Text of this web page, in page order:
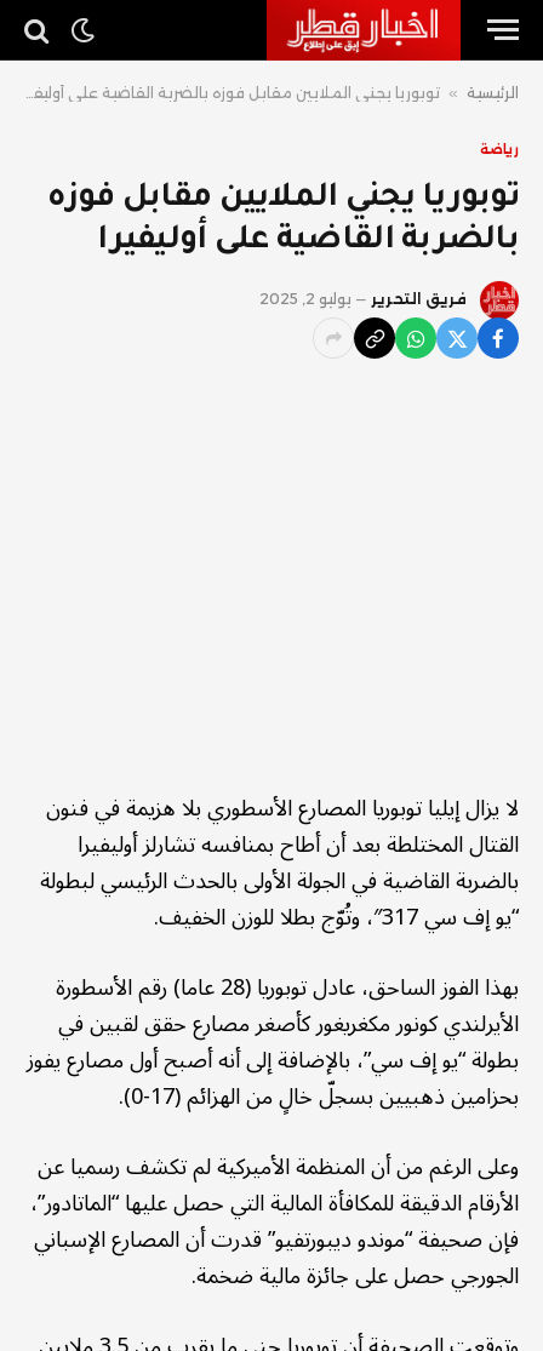
الرئيسية » توبوريا يجني الملايين مقابل فوزه بالضربة القاضية على أوليفيرا
رياضة
توبوريا يجني الملايين مقابل فوزه
بالضربة القاضية على أوليفيرا
فريق التحرير يوليو 2, 2025
لا يزال إيليا توبوريا المصارع الأسطوري بلا هزيمة في فنون
القتال المختلطة بعد أن أطاح بمنافسه تشارلز أوليفيرا
بالضربة القاضية في الجولة الأولى بالحدث الرئيسي لبطولة
“يو إف سي 317″، وتُوّج بطلا للوزن الخفيف.
بهذا الفوز الساحق، عادل توبوريا (28 عاما) رقم الأسطورة
الأيرلندي كونور مكغريغور كأصغر مصارع حقق لقبين في
بطولة “يو إف سي”، بالإضافة إلى أنه أصبح أول مصارع يفوز
بحزامين ذهبيين بسجلّ خالٍ من الهزائم (17-0).
وعلى الرغم من أن المنظمة الأميركية لم تكشف رسميا عن
الأرقام الدقيقة للمكافأة المالية التي حصل عليها “الماتادور”،
فإن صحيفة “موندو ديبورتفيو” قدرت أن المصارع الإسباني
الجورجي حصل على جائزة مالية ضخمة.